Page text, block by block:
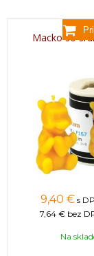
Macko so
9,40 € s
7,64 € bez
Na